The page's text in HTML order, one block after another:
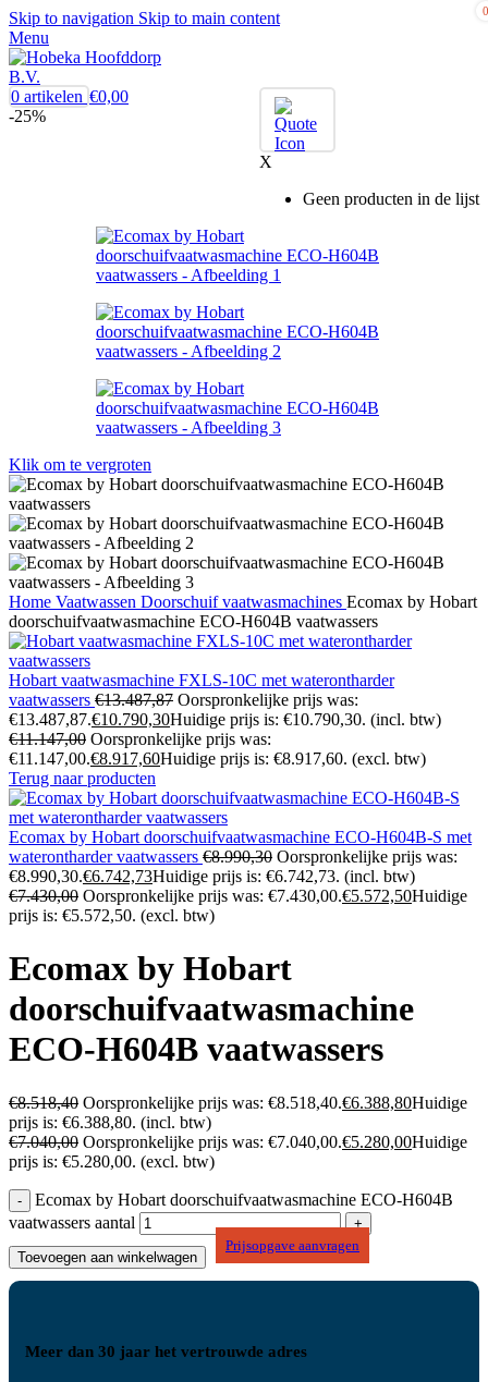
Skip to navigation Skip to main content
Menu
0
X
Geen producten in de lijst
0 artikelen €0,00
-25%
Klik om te vergroten
Home Vaatwassen Doorschuif vaatwasmachines Ecomax by Hobart
doorschuifvaatwasmachine ECO-H604B vaatwassers
Hobart vaatwasmachine FXLS-10C met waterontharder
vaatwassers €13.487,87 Oorspronkelijke prijs was:
€13.487,87.€10.790,30Huidige prijs is: €10.790,30. (incl. btw)
€11.147,00 Oorspronkelijke prijs was:
€11.147,00.€8.917,60Huidige prijs is: €8.917,60. (excl. btw)
Terug naar producten
Ecomax by Hobart doorschuifvaatwasmachine ECO-H604B-S met
waterontharder vaatwassers €8.990,30 Oorspronkelijke prijs was:
€8.990,30.€6.742,73Huidige prijs is: €6.742,73. (incl. btw)
€7.430,00 Oorspronkelijke prijs was: €7.430,00.€5.572,50Huidige
prijs is: €5.572,50. (excl. btw)
Ecomax by Hobart
doorschuifvaatwasmachine
ECO-H604B vaatwassers
€8.518,40 Oorspronkelijke prijs was: €8.518,40.€6.388,80Huidige
prijs is: €6.388,80. (incl. btw)
€7.040,00 Oorspronkelijke prijs was: €7.040,00.€5.280,00Huidige
prijs is: €5.280,00. (excl. btw)
Ecomax by Hobart doorschuifvaatwasmachine ECO-H604B
vaatwassers aantal
Toevoegen aan winkelwagen
Prijsopgave aanvragen
Meer dan 30 jaar het vertrouwde adres